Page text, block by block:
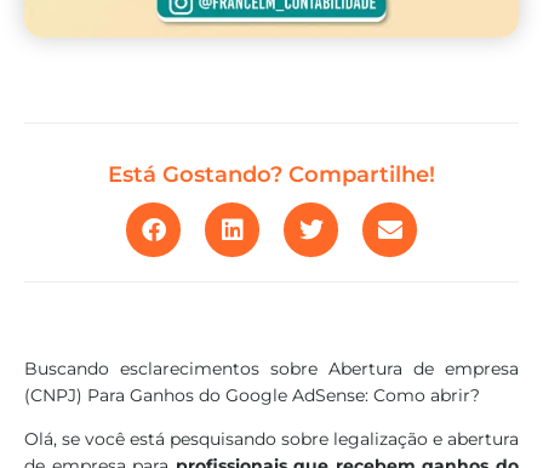
Está Gostando? Compartilhe!
Buscando esclarecimentos sobre Abertura de empresa
(CNPJ) Para Ganhos do Google AdSense: Como abrir?
Olá, se você está pesquisando sobre legalização e abertura